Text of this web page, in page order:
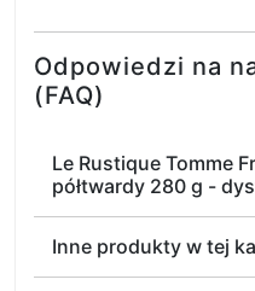
Odpowiedzi na
(FAQ)
Le Rustique Tomme
półtwardy 280 g -
Inne produkty w tej